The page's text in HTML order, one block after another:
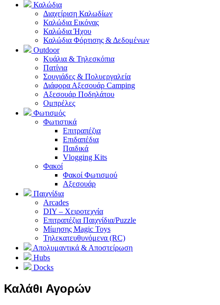
Καλώδια
Διαχείριση Καλωδίων
Καλώδια Εικόνας
Καλώδια Ήχου
Καλώδια Φόρτισης & Δεδομένων
Outdoor
Κυάλια & Τηλεσκόπια
Πατίνια
Σουγιάδες & Πολυεργαλεία
Διάφορα Αξεσουάρ Camping
Αξεσουάρ Ποδηλάτου
Ομπρέλες
Φωτισμός
Φωτιστικά
Επιτραπέζια
Επιδαπέδια
Παιδικά
Vlogging Kits
Φακοί
Φακοί Φωτισμού
Αξεσουάρ
Παιχνίδια
Arcades
DIY – Χειροτεχνία
Επιτραπέζια Παιχνίδια/Puzzle
Μίμησης Magic Toys
Τηλεκατευθυνόμενα (RC)
Απολυμαντικά & Αποστείρωση
Hubs
Docks
Καλάθι Αγορών